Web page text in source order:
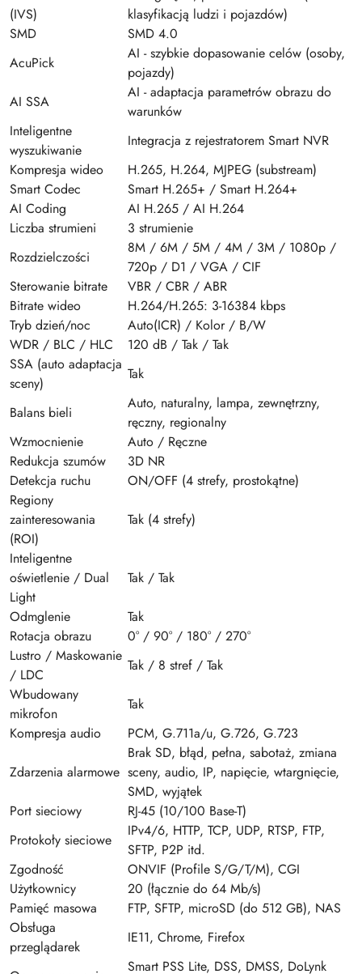
(IVS)
klasyfikacją ludzi i pojazdów)
SMD
SMD 4.0
AcuPick
AI - szybkie dopasowanie celów (osoby,
pojazdy)
AI SSA
AI - adaptacja parametrów obrazu do
warunków
Inteligentne
wyszukiwanie
Integracja z rejestratorem Smart NVR
Kompresja wideo
H.265, H.264, MJPEG (substream)
Smart Codec
Smart H.265+ / Smart H.264+
AI Coding
AI H.265 / AI H.264
Liczba strumieni
3 strumienie
Rozdzielczości
8M / 6M / 5M / 4M / 3M / 1080p /
720p / D1 / VGA / CIF
Sterowanie bitrate
VBR / CBR / ABR
Bitrate wideo
H.264/H.265: 3-16384 kbps
Tryb dzień/noc
Auto(ICR) / Kolor / B/W
WDR / BLC / HLC
120 dB / Tak / Tak
SSA (auto adaptacja
sceny)
Tak
Balans bieli
Auto, naturalny, lampa, zewnętrzny,
ręczny, regionalny
Wzmocnienie
Auto / Ręczne
Redukcja szumów
3D NR
Detekcja ruchu
ON/OFF (4 strefy, prostokątne)
Regiony
zainteresowania
(ROI)
Tak (4 strefy)
Inteligentne
oświetlenie / Dual
Light
Tak / Tak
Odmglenie
Tak
Rotacja obrazu
0° / 90° / 180° / 270°
Lustro / Maskowanie
/ LDC
Tak / 8 stref / Tak
Wbudowany
mikrofon
Tak
Kompresja audio
PCM, G.711a/u, G.726, G.723
Zdarzenia alarmowe
Brak SD, błąd, pełna, sabotaż, zmiana
sceny, audio, IP, napięcie, wtargnięcie,
SMD, wyjątek
Port sieciowy
RJ-45 (10/100 Base-T)
Protokoły sieciowe
IPv4/6, HTTP, TCP, UDP, RTSP, FTP,
SFTP, P2P itd.
Zgodność
ONVIF (Profile S/G/T/M), CGI
Użytkownicy
20 (łącznie do 64 Mb/s)
Pamięć masowa
FTP, SFTP, microSD (do 512 GB), NAS
Obsługa
przeglądarek
IE11, Chrome, Firefox
Smart PSS Lite, DSS, DMSS, DoLynk